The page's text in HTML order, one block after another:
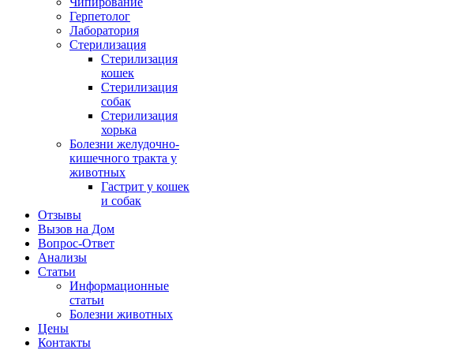
Герпетолог
Лаборатория
Стерилизация
Стерилизация
кошек
Стерилизация
собак
Стерилизация
хорька
Болезни желудочно-
кишечного тракта у
животных
Гастрит у кошек
и собак
Отзывы
Вызов на Дом
Вопрос-Ответ
Анализы
Cтатьи
Информационные
статьи
Болезни животных
Цены
Контакты